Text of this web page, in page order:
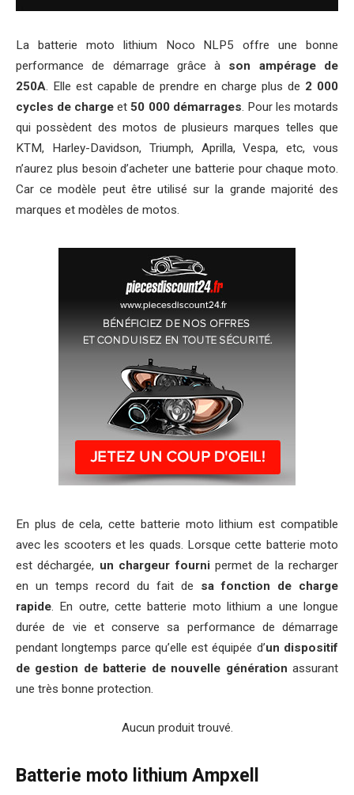
La batterie moto lithium Noco NLP5 offre une bonne
performance de démarrage grâce à son ampérage de
250A. Elle est capable de prendre en charge plus de 2 000
cycles de charge et50 000 démarrages. Pour les motards
qui possèdent des motos de plusieurs marques telles que
KTM, Harley-Davidson, Triumph, Aprilla, Vespa, etc, vous
n’aurez plus besoin d’acheter une batterie pour chaque moto.
Car ce modèle peut être utilisé sur la grande majorité des
marques et modèles de motos.
En plus de cela, cette batterie moto lithium est compatible
avec les scooters et les quads. Lorsque cette batterie moto
est déchargée, un chargeur fournipermet de la recharger
en un temps record du fait de sa fonction de charge
rapide. En outre, cette batterie moto lithium a une longue
durée de vie et conserve sa performance de démarrage
pendant longtemps parce qu’elle est équipée d’un dispositif
de gestion de batterie de nouvelle génération assurant
une très bonne protection.
Aucun produit trouvé.
Batterie moto lithium Ampxell